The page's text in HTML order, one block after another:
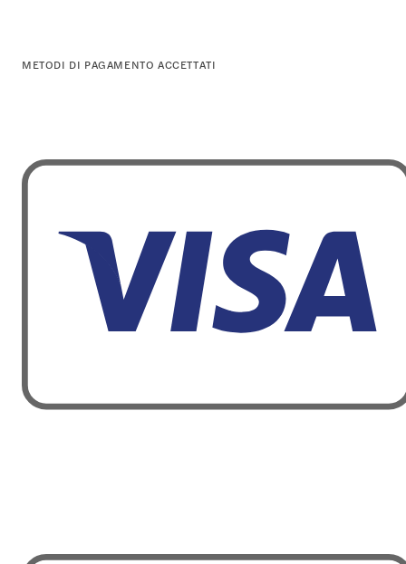
METODI DI PAGAMENTO ACCETTATI